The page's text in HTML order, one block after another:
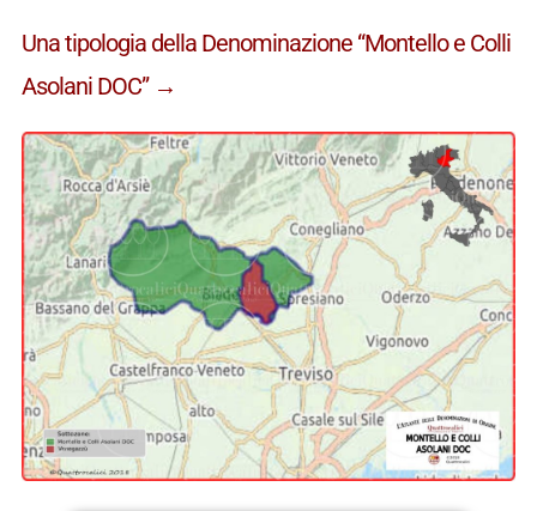
Una tipologia della Denominazione “Montello e Colli
Asolani DOC” →